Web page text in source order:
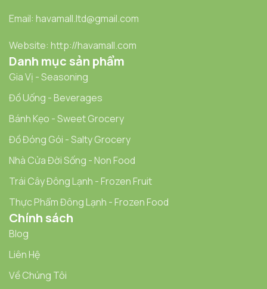
Email: havamall.ltd@gmail.com
Website: http://havamall.com
Danh mục sản phẩm
Gia Vị - Seasoning
Đồ Uống - Beverages
Bánh Kẹo - Sweet Grocery
Đồ Đóng Gói - Salty Grocery
Nhà Cửa Đời Sống - Non Food
Trái Cây Đông Lạnh - Frozen Fruit
Thực Phẩm Đông Lạnh - Frozen Food
Chính sách
Blog
Liên Hệ
Về Chúng Tôi